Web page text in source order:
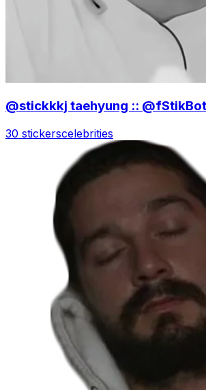
@stickkkj taehyung :: @fStikBot
30 stickerscelebrities